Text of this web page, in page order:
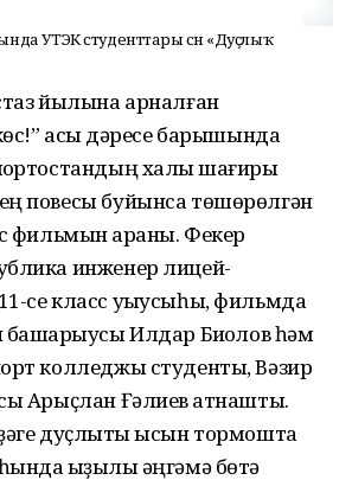
УТЭК студенттары өсөн «Дуҫлыҡ
йылына арналған
асыҡ дәресе барышында
халыҡ шағиры
повесы буйынса төшөрөлгән
фильмын ҡараны. Фекер
инженер лицей-
се класс уҡыусыһы, фильмда
Илдар Биҡҡолов һәм
колледжы студенты, Вәзир
Арыҫлан Ғәлиев ҡатнашты.
дуҫлыҡты ысын тормошта
ҡыҙыҡлы әңгәмә бөтә